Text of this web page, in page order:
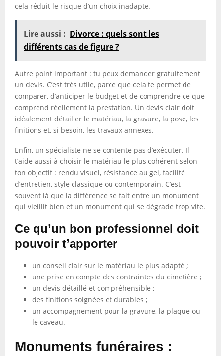
cela réduit le risque d’un choix inadapté.
Lire aussi : Divorce : quels sont les
différents cas de figure ?
Autre point important : tu peux demander gratuitement
un devis. C’est très utile, parce que cela te permet de
comparer, d’anticiper le budget et de comprendre ce que
comprend réellement la prestation. Un devis clair doit
idéalement détailler le matériau, la gravure, la pose, les
finitions et, si besoin, les travaux annexes.
Enfin, un spécialiste ne se contente pas d’exécuter. Il
t’aide aussi à choisir le matériau le plus cohérent selon
ton objectif : rendu visuel, résistance au gel, facilité
d’entretien, style classique ou contemporain. C’est
souvent là que la différence se fait entre un monument
qui vieillit bien et un monument qui se dégrade trop vite.
Ce qu’un bon professionnel doit
pouvoir t’apporter
un conseil clair sur le matériau le plus adapté ;
une prise en compte des contraintes du cimetière ;
un devis détaillé et compréhensible ;
des finitions soignées et durables ;
un accompagnement pour la gravure, la plaque ou
le caveau.
Monuments funéraires :